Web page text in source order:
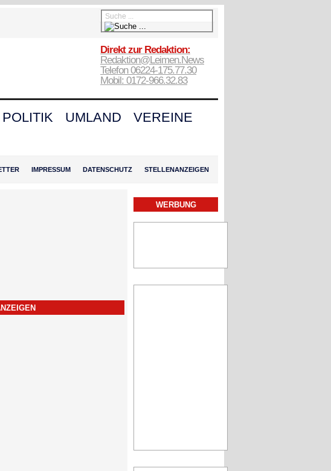
Direkt zur Redaktion:
Redaktion@Leimen.News
Telefon 06224-175.77.30
Mobil: 0172-966.32.83
POLITIK UMLAND
VEREINE
IMPRESSUM DATENSCHUTZ STELLENANZEIGEN
WERBUNG